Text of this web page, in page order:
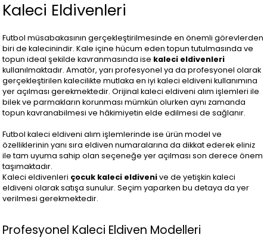
Kaleci Eldivenleri
Futbol müsabakasının gerçekleştirilmesinde en önemli görevlerden
biri de kalecinindir. Kale içine hücum eden topun tutulmasında ve
topun ideal şekilde kavranmasında ise kaleci eldivenleri
kullanılmaktadır. Amatör, yarı profesyonel ya da profesyonel olarak
gerçekleştirilen kalecilikte mutlaka en iyi kaleci eldiveni kullanımına
yer açılması gerekmektedir. Orijinal kaleci eldiveni alım işlemleri ile
bilek ve parmakların korunması mümkün olurken aynı zamanda
topun kavranabilmesi ve hâkimiyetin elde edilmesi de sağlanır.
Futbol kaleci eldiveni alım işlemlerinde ise ürün model ve
özelliklerinin yanı sıra eldiven numaralarına da dikkat ederek eliniz
ile tam uyuma sahip olan seçeneğe yer açılması son derece önem
taşımaktadır.
Kaleci eldivenleri çocuk kaleci eldivenive de yetişkin kaleci
eldiveni olarak satışa sunulur. Seçim yaparken bu detaya da yer
verilmesi gerekmektedir.
Profesyonel Kaleci Eldiven Modelleri